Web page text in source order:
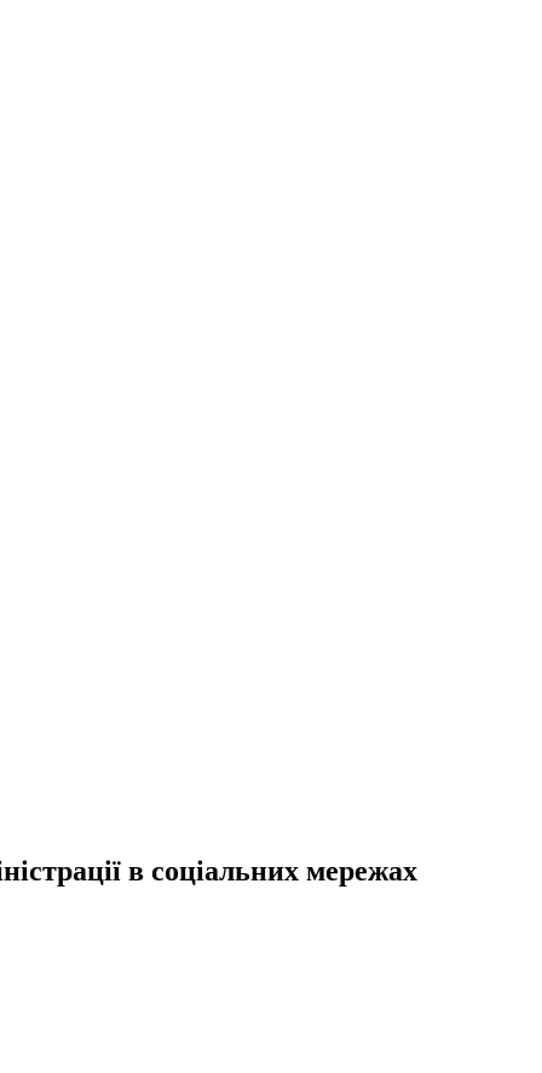
в соціальних мережах